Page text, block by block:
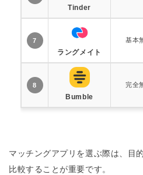
Tinder
7
ラングメイト
基本
8
Bumble
完全
マッチングアプリを選ぶ際は、目
比較することが重要です。